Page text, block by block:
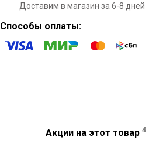
Доставим в магазин за 6-8 дней
Способы оплаты:
Акции на этот товар 4